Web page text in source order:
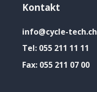
Kontakt
info@cycle-tech.ch
Tel: 055 211 11 11
Fax: 055 211 07 00